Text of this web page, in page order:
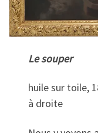
Le souper
huile sur toile,
à droite